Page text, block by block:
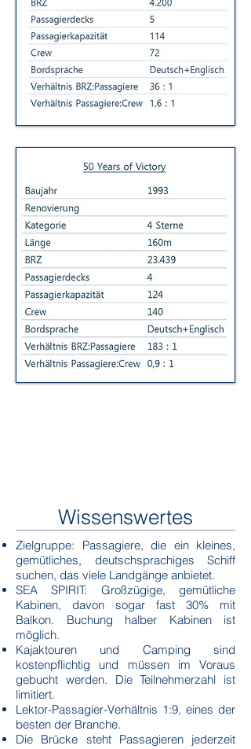
Wissenswertes
Zielgruppe: Passagiere, die ein kleines,
gemütliches, deutschsprachiges Schiff
suchen, das viele Landgänge anbietet.
SEA SPIRIT: Großzügige, gemütliche
Kabinen, davon sogar fast 30% mit
Balkon. Buchung halber Kabinen ist
möglich.
Kajaktouren und Camping sind
kostenpflichtig und müssen im Voraus
gebucht werden. Die Teilnehmerzahl ist
limitiert.
Lektor-Passagier-Verhältnis 1:9, eines der
besten der Branche.
Die Brücke steht Passagieren jederzeit